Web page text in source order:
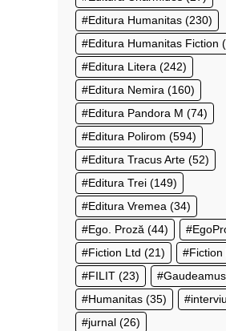
Editura Humanitas (230)
Editura Humanitas Fiction
Editura Litera (242)
Editura Nemira (160)
Editura Pandora M (74)
Editura Polirom (594)
Editura Tracus Arte (52)
Editura Trei (149)
Editura Vremea (34)
Ego. Proză (44)
Fiction Ltd (21) Fiction
FILIT (23) Gaudeamus
Humanitas (35) interviu
jurnal (26)